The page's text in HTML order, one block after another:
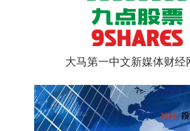
9点股票
大马第一中文新媒体财经